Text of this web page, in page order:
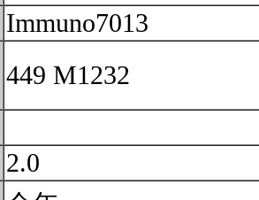
Immuno7013
449 M1232
2.0